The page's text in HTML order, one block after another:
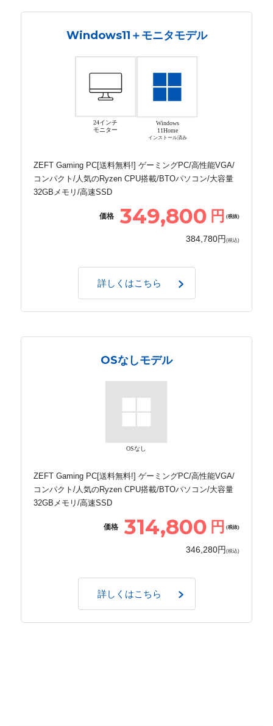
Windows11＋モニタモデル
24インチ
モニター
Windows
11Home
インストール済み
ZEFT Gaming PC[送料無料!] ゲーミングPC/高性能VGA/
コンパクト/人気のRyzen CPU搭載/BTOパソコン/大容量
32GBメモリ/高速SSD
価格 349,800 円 (税抜)
384,780円 (税込)
詳しくはこちら
OSなしモデル
OSなし
ZEFT Gaming PC[送料無料!] ゲーミングPC/高性能VGA/
コンパクト/人気のRyzen CPU搭載/BTOパソコン/大容量
32GBメモリ/高速SSD
価格 314,800 円 (税抜)
346,280円 (税込)
詳しくはこちら